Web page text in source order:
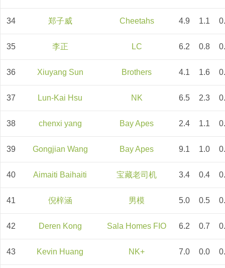
34 郑子威 Cheetahs 4.9 1.1
35 李正 LC 6.2 0.8
36 Xiuyang Sun Brothers 4.1 1.6
37 Lun-Kai Hsu NK 6.5 2.3
38 chenxi yang Bay Apes 2.4 1.1
39 Gongjian Wang Bay Apes 9.1 1.0
40 Aimaiti Baihaiti 宝藏老司机 3.4 0.4
41 倪梓涵 男模 5.0 0.5
42 Deren Kong Sala Homes FIO 6.2 0.7
43 Kevin Huang NK+ 7.0 0.0